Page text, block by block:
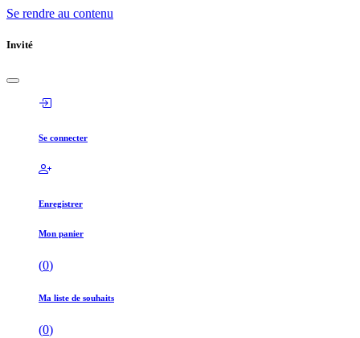
Se rendre au contenu
Invité
Se connecter
Enregistrer
Mon panier
(0)
Ma liste de souhaits
(0)